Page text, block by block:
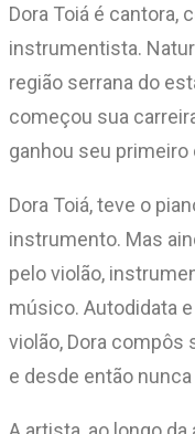
Dora Toiá é cantora,
instrumentista.
região serrana do
começou sua
ganhou seu primeiro
Dora Toiá, teve o
instrumento. Mas
pelo violão,
músico. Autodidata
violão, Dora compôs
e desde então nunca